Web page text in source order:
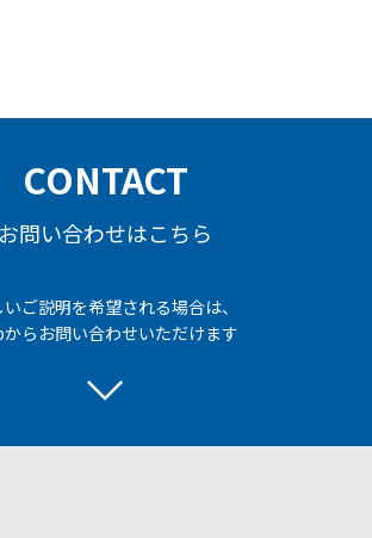
CONTACT
お問い合わせはこちら
ご説明を希望される場合は、
らお問い合わせいただけます